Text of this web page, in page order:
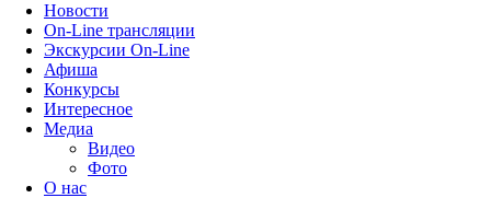
Новости
On-Line трансляции
Экскурсии On-Line
Афиша
Конкурсы
Интересное
Медиа
Видео
Фото
О нас